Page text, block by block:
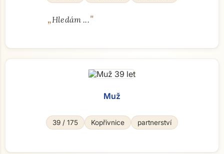
„Hledám ..."
Muž
39 / 175 Kopřivnice partnerství